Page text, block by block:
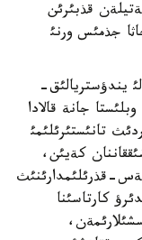
توننا پوليةتيلةن قذبئرئن
بولادئ. جوبانئث ارقاسئندا 150 جاثا جذمئس ورنئ
يندؤستريالئق-
جانة قالادا
تانئستئرئلئمئ
كةيئن،
قذرئلئمدارئنئث
كارتاسئنا